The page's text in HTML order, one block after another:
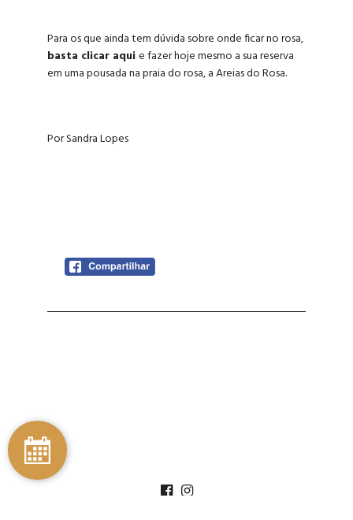
Para os que ainda tem dúvida sobreonde ficar no rosa,
basta clicar aquie fazer hoje mesmo a sua reserva
em umapousada na praia do rosa,a Areias do Rosa.
Por Sandra Lopes